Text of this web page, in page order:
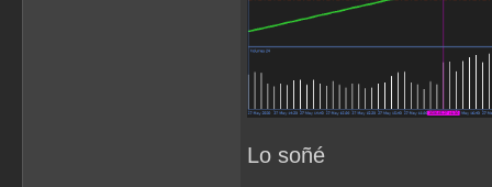
Lo soñé